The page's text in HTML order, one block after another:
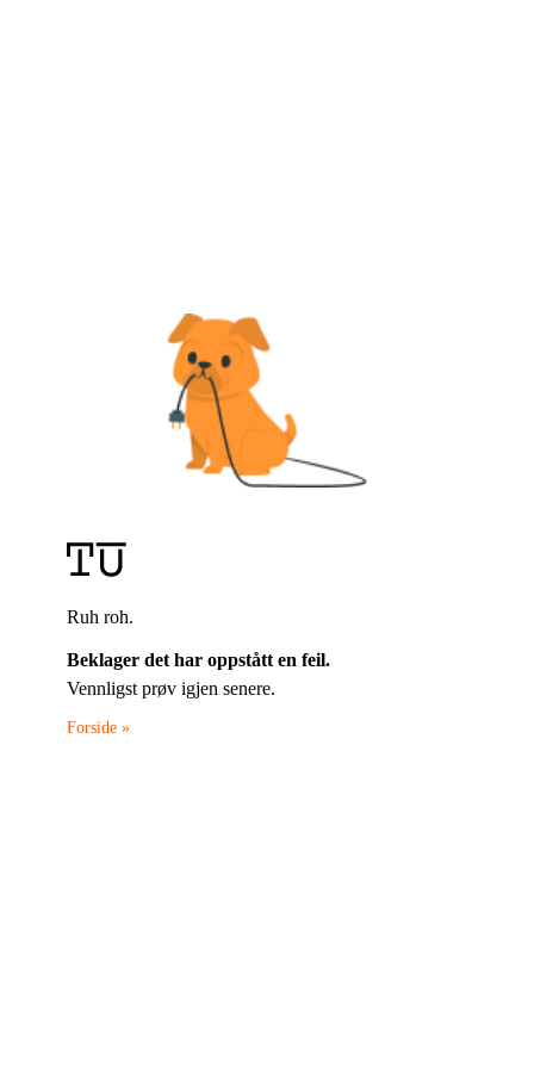
Ruh roh.
Beklager det har oppstått en feil.
Vennligst prøv igjen senere.
Forside »